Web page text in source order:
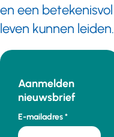
en een betekenisvol
leven kunnen leiden.
Aanmelden
nieuwsbrief
E-mailadres